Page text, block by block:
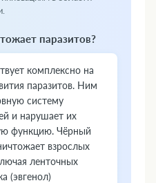
паразитов?
комплексно на
паразитов. Ним
систему
и нарушает их
функцию. Чёрный
взрослых
ленточных
(эвгенол)